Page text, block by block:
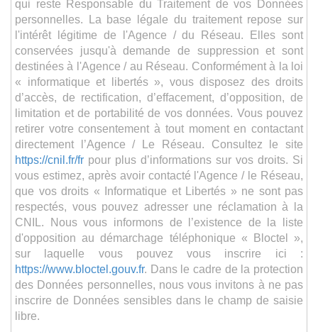
qui reste Responsable du Traitement de vos Données
personnelles. La base légale du traitement repose sur
l'intérêt légitime de l'Agence / du Réseau. Elles sont
conservées jusqu'à demande de suppression et sont
destinées à l'Agence / au Réseau. Conformément à la loi
« informatique et libertés », vous disposez des droits
d’accès, de rectification, d’effacement, d’opposition, de
limitation et de portabilité de vos données. Vous pouvez
retirer votre consentement à tout moment en contactant
directement l’Agence / Le Réseau. Consultez le site
https://cnil.fr/fr pour plus d’informations sur vos droits. Si
vous estimez, après avoir contacté l'Agence / le Réseau,
que vos droits « Informatique et Libertés » ne sont pas
respectés, vous pouvez adresser une réclamation à la
CNIL. Nous vous informons de l’existence de la liste
d'opposition au démarchage téléphonique « Bloctel »,
sur laquelle vous pouvez vous inscrire ici :
https://www.bloctel.gouv.fr. Dans le cadre de la protection
des Données personnelles, nous vous invitons à ne pas
inscrire de Données sensibles dans le champ de saisie
libre.